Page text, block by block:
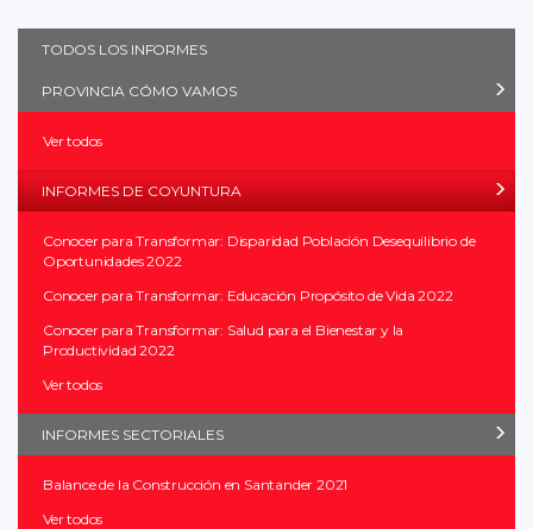
TODOS LOS INFORMES
PROVINCIA CÓMO VAMOS
Ver todos
INFORMES DE COYUNTURA
Conocer para Transformar: Disparidad Población Desequilibrio de
Oportunidades 2022
Conocer para Transformar: Educación Propósito de Vida 2022
Conocer para Transformar: Salud para el Bienestar y la
Productividad 2022
Ver todos
INFORMES SECTORIALES
Balance de la Construcción en Santander 2021
Ver todos